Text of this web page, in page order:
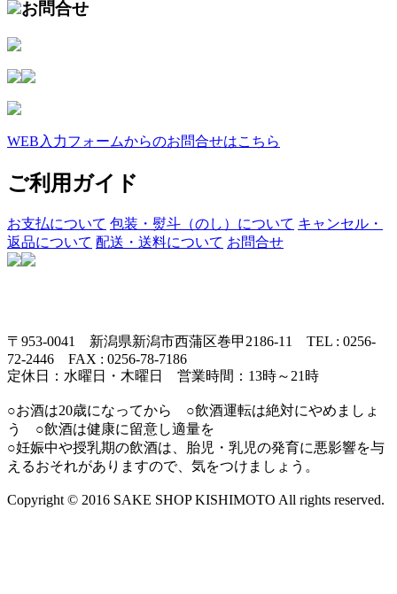
お問合せ
WEB入力フォームからのお問合せはこちら
ご利用ガイド
お支払について 包装・熨斗（のし）について キャンセル・
返品について 配送・送料について お問合せ
〒953-0041 新潟県新潟市西蒲区巻甲2186-11 TEL : 0256-
72-2446 FAX : 0256-78-7186
定休日：水曜日・木曜日 営業時間：13時～21時
○お酒は20歳になってから ○飲酒運転は絶対にやめましょ
う ○飲酒は健康に留意し適量を
○妊娠中や授乳期の飲酒は、胎児・乳児の発育に悪影響を与
えるおそれがありますので、気をつけましょう。
Copyright © 2016 SAKE SHOP KISHIMOTO All rights reserved.